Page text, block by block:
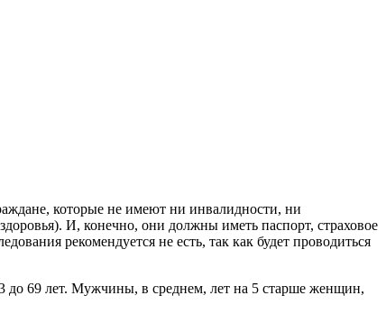
которые не имеют ни инвалидности, ни
И, конечно, они должны иметь паспорт, страховое
рекомендуется не есть, так как будет проводиться
до 69 лет. Мужчины, в среднем, лет на 5 старше женщин,